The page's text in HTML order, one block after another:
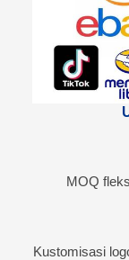
MOQ
Kustomisasi